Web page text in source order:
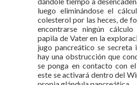
luego eliminándose el
colesterol por las heces, de
encontrarse ningún
papila de Vater en la
jugo pancreático se secreta
hay una obstrucción que
se ponga en contacto con
este se activará dentro del